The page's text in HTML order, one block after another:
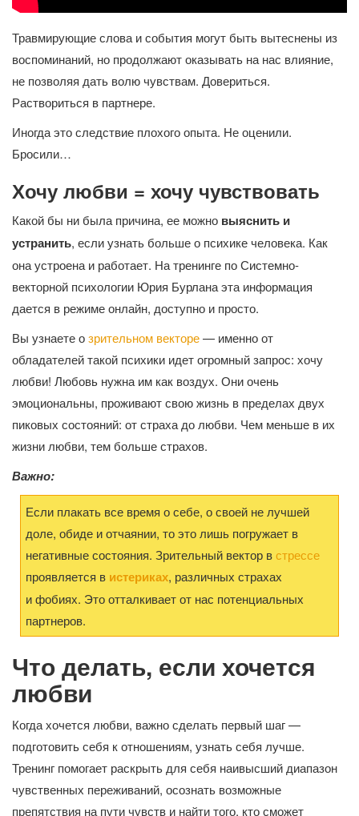
Травмирующие слова и события могут быть вытеснены из
воспоминаний, но продолжают оказывать на нас влияние,
не позволяя дать волю чувствам. Довериться.
Раствориться в партнере.
Иногда это следствие плохого опыта. Не оценили.
Бросили…
Хочу любви = хочу чувствовать
Какой бы ни была причина, ее можно выяснить и
устранить, если узнать больше о психике человека. Как
она устроена и работает. На тренинге по Системно-
векторной психологии Юрия Бурлана эта информация
дается в режиме онлайн, доступно и просто.
Вы узнаете озрительном векторе— именно от
обладателей такой психики идет огромный запрос: хочу
любви! Любовь нужна им как воздух. Они очень
эмоциональны, проживают свою жизнь в пределах двух
пиковых состояний: от страха до любви. Чем меньше в их
жизни любви, тем больше страхов.
Важно:
Если плакать все время о себе, о своей не лучшей
доле, обиде и отчаянии, то это лишь погружает в
негативные состояния. Зрительный вектор встрессе
проявляется в истериках, различных страхах
и фобиях. Это отталкивает от нас потенциальных
партнеров.
Что делать, если хочется
любви
Когда хочется любви, важно сделать первый шаг —
подготовить себя к отношениям, узнать себя лучше.
Тренинг помогает раскрыть для себя наивысший диапазон
чувственных переживаний, осознать возможные
препятствия на пути чувств и найти того, кто сможет